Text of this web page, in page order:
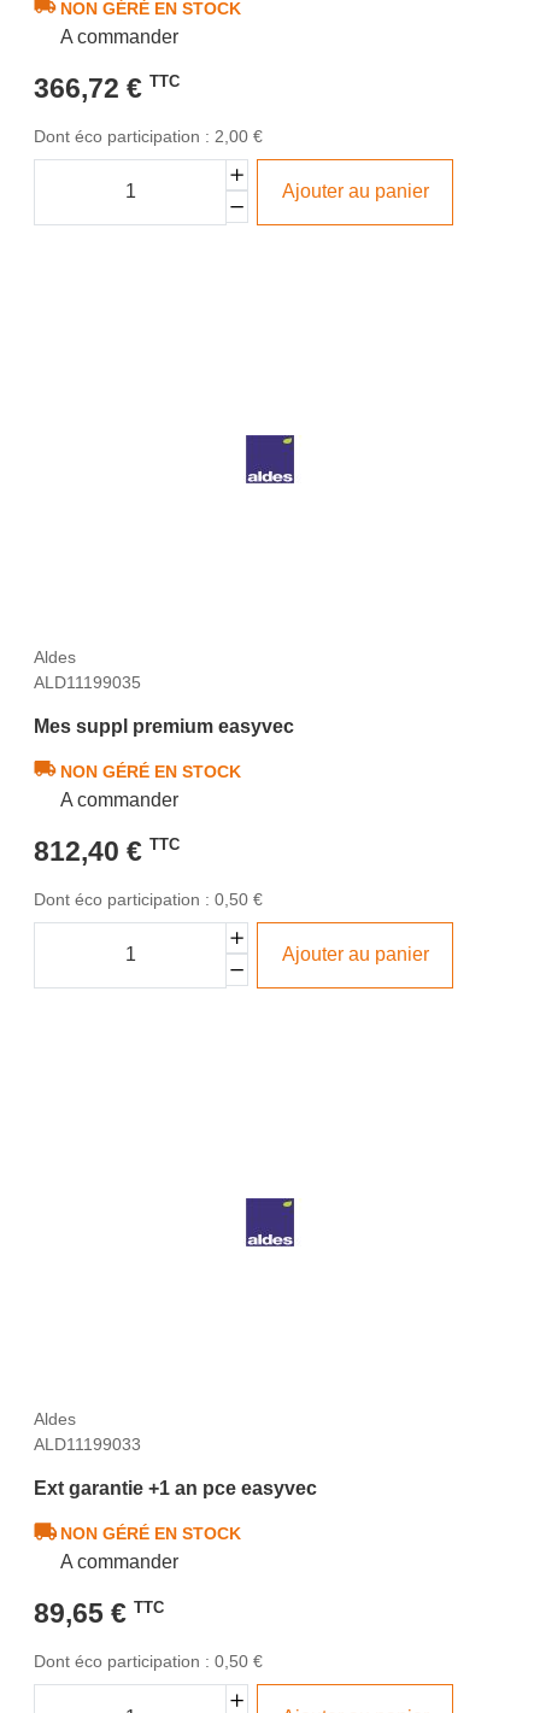
NON GÉRÉ EN STOCK
A commander
366,72 € TTC
Dont éco participation : 2,00 €
Ajouter au panier
Aldes
ALD11199035
Mes suppl premium easyvec
NON GÉRÉ EN STOCK
A commander
812,40 € TTC
Dont éco participation : 0,50 €
Ajouter au panier
Aldes
ALD11199033
Ext garantie +1 an pce easyvec
NON GÉRÉ EN STOCK
A commander
89,65 € TTC
Dont éco participation : 0,50 €